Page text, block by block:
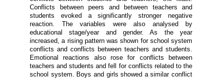
Conflicts between peers and between teachers and
students evoked a significantly stronger negative
reaction. The variables were also analysed by
educational stage/year and gender. As the year
increased, a rising pattern was shown for school system
conflicts and conflicts between teachers and students.
Emotional reactions also rose for conflicts between
teachers and students and fell for conflicts related to the
school system. Boys and girls showed a similar conflict